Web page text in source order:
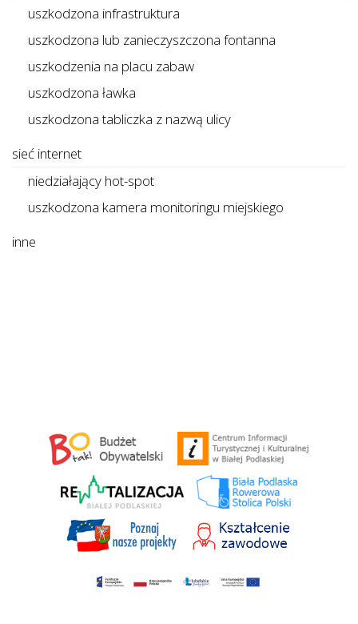
uszkodzona infrastruktura
uszkodzona lub zanieczyszczona fontanna
uszkodzenia na placu zabaw
uszkodzona ławka
uszkodzona tabliczka z nazwą ulicy
sieć internet
niedziałający hot-spot
uszkodzona kamera monitoringu miejskiego
inne